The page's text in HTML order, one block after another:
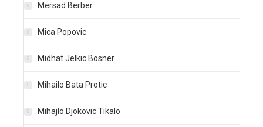
Mersad Berber
Mica Popovic
Midhat Jelkic Bosner
Mihailo Bata Protic
Mihajlo Djokovic Tikalo